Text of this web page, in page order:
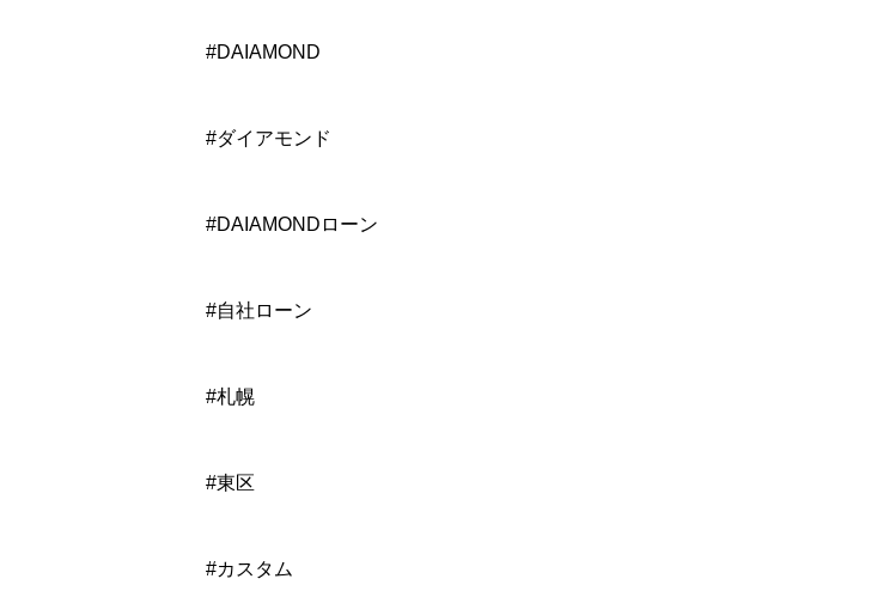
#DAIAMOND
#ダイアモンド
#DAIAMONDローン
#自社ローン
#札幌
#東区
#カスタム